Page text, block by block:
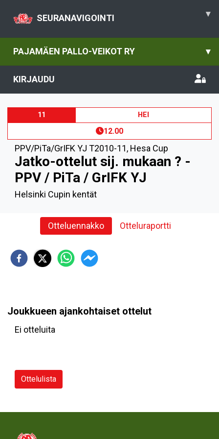
SEURANAVIGOINTI ▾
PAJAMÄEN PALLO-VEIKOT RY ▾
KIRJAUDU
11 HEI
12.00
PPV/PiTa/GrIFK YJ T2010-11, Hesa Cup
Jatko-ottelut sij. mukaan ? -
PPV / PiTa / GrIFK YJ
Helsinki Cupin kentät
Otteluennakko Otteluraportti
Joukkueen ajankohtaiset ottelut
Ei otteluita
Ottelulista